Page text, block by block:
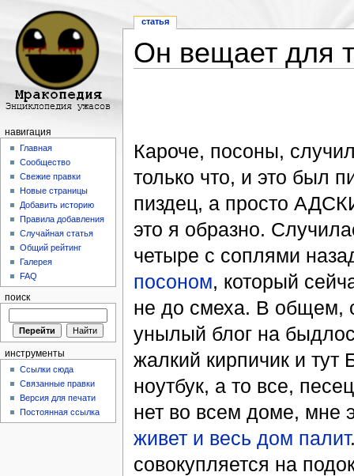
Он вещает для
Кароче, посоны,
только что, и это был
пиздец, а просто
это я образно.
четыре с соплями
посоном, который
не до смеха. В общем,
унылый блог на
жалкий кирпичик и
ноутбук, а то все,
нет во всем доме, мне
живет и весь дом палит
совокупляется на
статья
навигация
Главная
Сообщество
Свежие правки
Новые страницы
Добавить историю
Правила добавления
Случайная статья
Общий рейтинг
Галерея
FAQ
поиск
инструменты
Ссылки сюда
Связанные правки
Версия для печати
Постоянная ссылка